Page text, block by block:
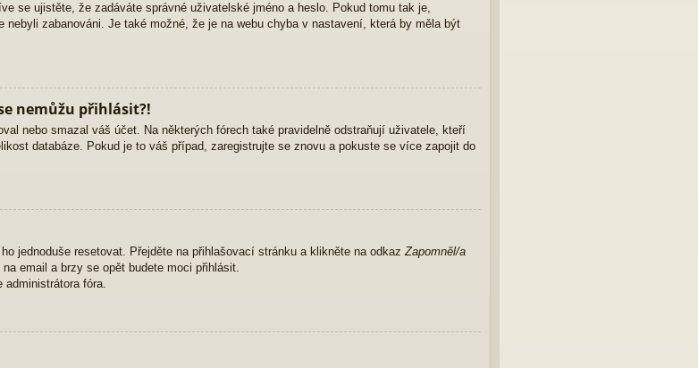
se ujistěte, že zadáváte správné uživatelské jméno a heslo. Pokud tomu tak je,
zabanováni. Je také možné, že je na webu chyba v nastavení, která by měla být
nemůžu přihlásit?!
nebo smazal váš účet. Na některých fórech také pravidelně odstraňují uživatele, kteří
databáze. Pokud je to váš případ, zaregistrujte se znovu a pokuste se více zapojit do
jednoduše resetovat. Přejděte na přihlašovací stránku a klikněte na odkazZapomněl/a
email a brzy se opět budete moci přihlásit.
administrátora fóra.